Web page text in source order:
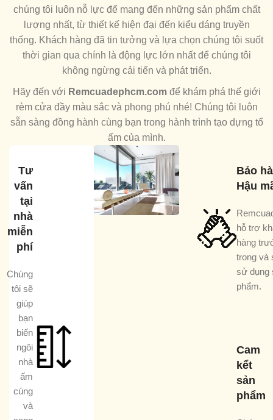
chúng tôi luôn nỗ lực để mang đến những sản phẩm chất
lượng nhất, từ thiết kế hiện đại đến kiểu dáng truyền
thống. Khách hàng đã tin tưởng và lựa chọn chúng tôi suốt
thời gian qua chính là động lực lớn nhất để chúng tôi
không ngừng cải tiến và phát triển.
Hãy đến với Remcuadephcm.comđể khám phá thế giới
rèm cửa đầy màu sắc và phong phú nhé! Chúng tôi luôn
sẵn sàng đồng hành cùng bạn trong hành trình tạo dựng tổ
ấm của mình.
Tư
vấn
tại
nhà
miễn
phí
Chúng
tôi sẽ
giúp
bạn
biến
ngôi
nhà
ấm
cúng
và
Bảo
Hậu
hỗ trợ
hàng
trong và
sử dụng
phẩm.
Cam
kểt
sản
phẩm